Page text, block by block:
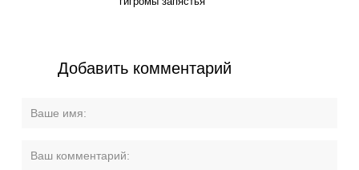
Добавить комментарий